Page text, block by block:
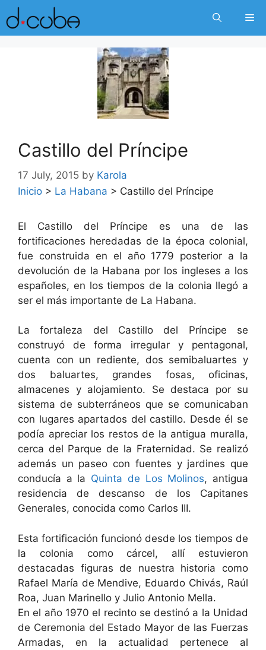
Skip
to
content
Castillo del Príncipe
17 July, 2015 by Karola
Inicio > La Habana > Castillo del Príncipe
El Castillo del Príncipe es una de las
fortificaciones heredadas de la época colonial,
fue construida en el año 1779 posterior a la
devolución de la Habana por los ingleses a los
españoles, en los tiempos de la colonia llegó a
ser el más importante de La Habana.
La fortaleza del Castillo del Príncipe se
construyó de forma irregular y pentagonal,
cuenta con un rediente, dos semibaluartes y
dos baluartes, grandes fosas, oficinas,
almacenes y alojamiento. Se destaca por su
sistema de subterráneos que se comunicaban
con lugares apartados del castillo. Desde él se
podía apreciar los restos de la antigua muralla,
cerca del Parque de la Fraternidad. Se realizó
además un paseo con fuentes y jardines que
conducía a la Quinta de Los Molinos, antigua
residencia de descanso de los Capitanes
Generales, conocida como Carlos III.
Esta fortificación funcionó desde los tiempos de
la colonia como cárcel, allí estuvieron
destacadas figuras de nuestra historia como
Rafael María de Mendive, Eduardo Chivás, Raúl
Roa, Juan Marinello y Julio Antonio Mella.
En el año 1970 el recinto se destinó a la Unidad
de Ceremonia del Estado Mayor de las Fuerzas
Armadas, en la actualidad pertenece al